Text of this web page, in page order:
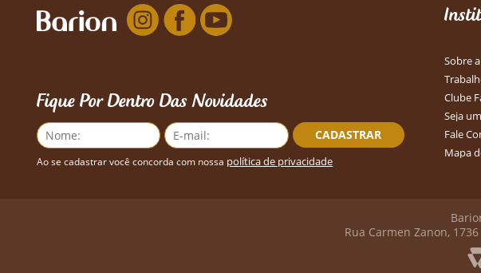
Fique Por Dentro Das Novidades
CADASTRAR
Ao se cadastrar você concorda com nossa política de privacidade
Sobre
Clube
Seja
Fale
Mapa
Rua Carmen Zanon,